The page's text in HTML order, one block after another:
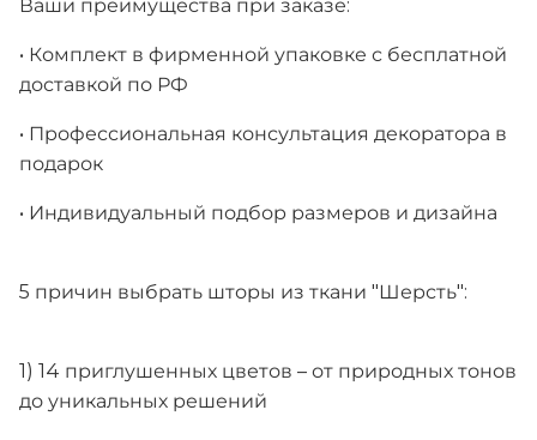
Ваши преимущества при заказе:
• Комплект в фирменной упаковке с бесплатной
доставкой по РФ
• Профессиональная консультация декоратора в
подарок
• Индивидуальный подбор размеров и дизайна
5 причин выбрать шторы из ткани "Шерсть":
1) 14 приглушенных цветов – от природных тонов
до уникальных решений